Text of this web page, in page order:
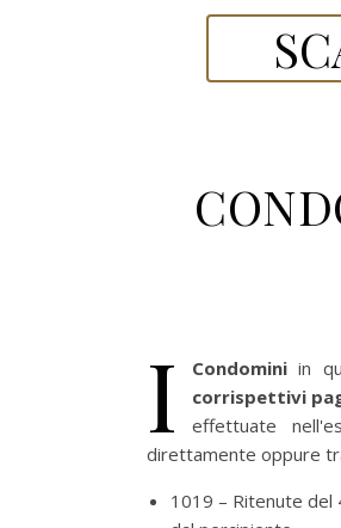
I Condomini in
corrispettivi
effettuate
direttamente oppure
1019 – Ritenute